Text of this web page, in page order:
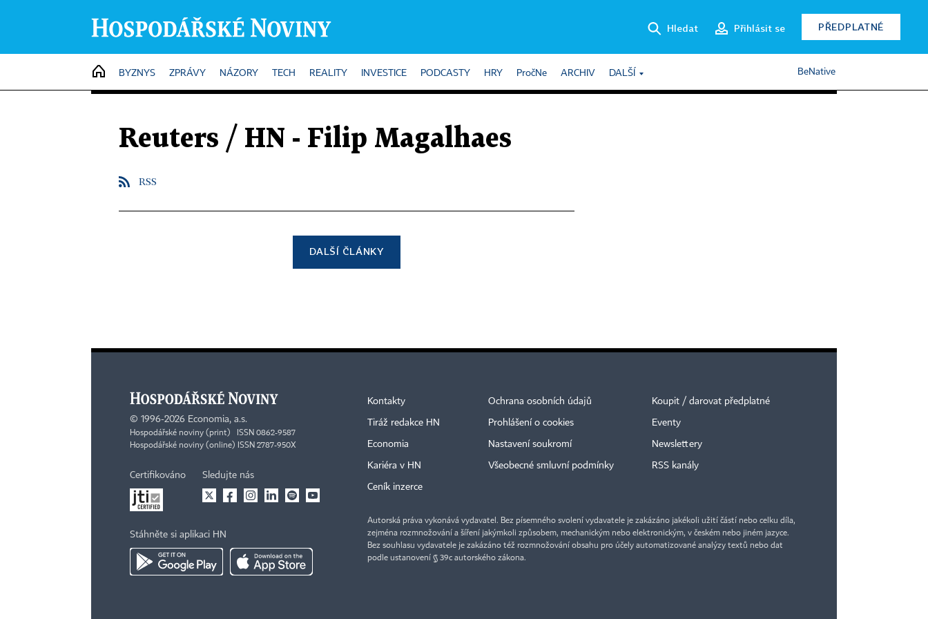
Hledat Přihlásit se PŘEDPLATNÉ
HOME
BYZNYS ZPRÁVY NÁZORY TECH REALITY INVESTICE PODCASTY HRY PročNe ARCHIV DALŠÍ BeNative
Reuters / HN - Filip Magalhaes
RSS
DALŠÍ ČLÁNKY
© 1996-2026 Economia, a.s.
Hospodářské noviny (print) ISSN 0862-9587
Hospodářské noviny (online) ISSN 2787-950X
Certifikováno Sledujte nás
Stáhněte si aplikaci HN
Kontakty
Tiráž redakce HN
Economia
Kariéra v HN
Ceník inzerce
Ochrana osobních údajů
Prohlášení o cookies
Nastavení soukromí
Všeobecné smluvní podmínky
Koupit / darovat předplatné
Eventy
Newslettery
RSS kanály
Autorská práva vykonává vydavatel. Bez písemného svolení vydavatele je zakázáno jakékoli užití částí nebo celku díla,
zejména rozmnožování a šíření jakýmkoli způsobem, mechanickým nebo elektronickým, v českém nebo jiném jazyce.
Bez souhlasu vydavatele je zakázáno též rozmnožování obsahu pro účely automatizované analýzy textů nebo dat
podle ustanovení § 39c autorského zákona.